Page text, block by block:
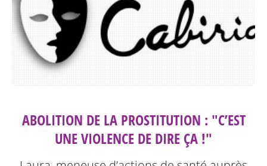
ABOLITION DE LA PROSTITUTION : "C’EST
UNE VIOLENCE DE DIRE ÇA !"